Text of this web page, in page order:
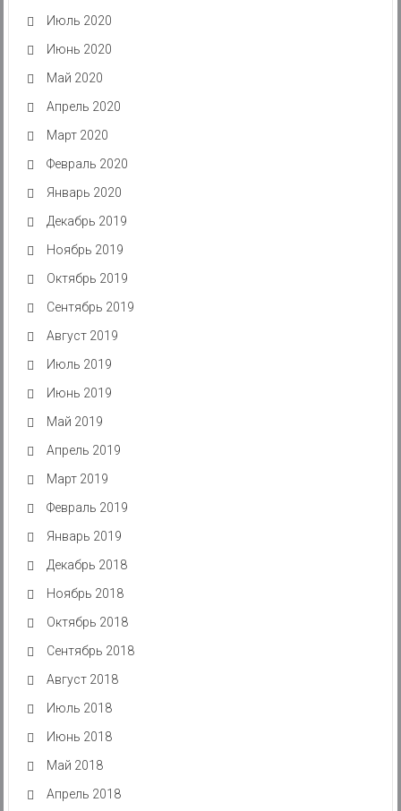
Июль 2020
Июнь 2020
Май 2020
Апрель 2020
Март 2020
Февраль 2020
Январь 2020
Декабрь 2019
Ноябрь 2019
Октябрь 2019
Сентябрь 2019
Август 2019
Июль 2019
Июнь 2019
Май 2019
Апрель 2019
Март 2019
Февраль 2019
Январь 2019
Декабрь 2018
Ноябрь 2018
Октябрь 2018
Сентябрь 2018
Август 2018
Июль 2018
Июнь 2018
Май 2018
Апрель 2018